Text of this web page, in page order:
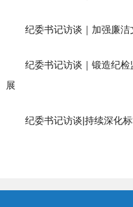
纪委书记访谈｜加强廉
纪委书记访谈｜锻造纪检
展
纪委书记访谈|持续深化